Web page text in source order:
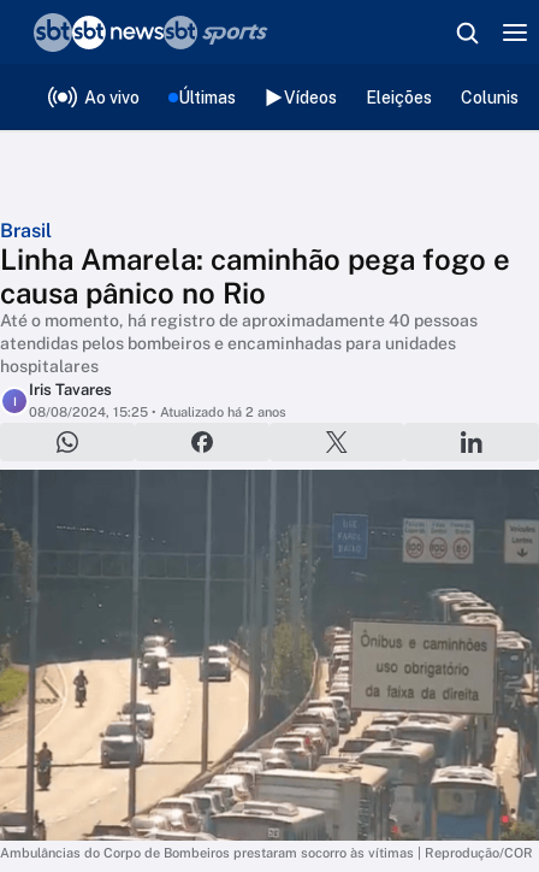
Ao vivo Últimas Vídeos Eleições
Brasil
Linha Amarela: caminhão pega fogo e
causa pânico no Rio
Até o momento, há registro de aproximadamente 40 pessoas
atendidas pelos bombeiros e encaminhadas para unidades
hospitalares
I
Iris Tavares
08/08/2024, 15:25 • Atualizado há 2 anos
Ambulâncias do Corpo de Bombeiros prestaram socorro às vítimas | Reprodução/COR
❮voltar
Editorias